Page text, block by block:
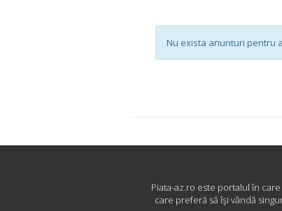
Nu exista anunturi pentru
Piata-az.ro este portalul în
care preferă să îşi vândă